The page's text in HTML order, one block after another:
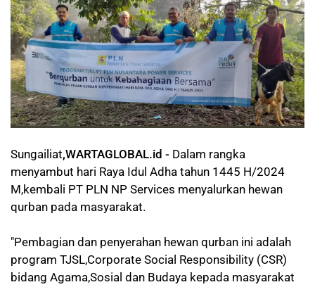
Sungailiat,WARTAGLOBAL.id - Dalam rangka
menyambut hari Raya Idul Adha tahun 1445 H/2024
M,kembali PT PLN NP Services menyalurkan hewan
qurban pada masyarakat.
"Pembagian dan penyerahan hewan qurban ini adalah
program TJSL,Corporate Social Responsibility (CSR)
bidang Agama,Sosial dan Budaya kepada masyarakat